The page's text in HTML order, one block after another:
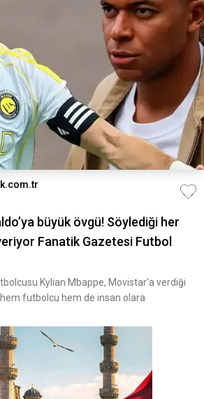
büyük övgü! Söylediği her
Fanatik Gazetesi Futbol
Kylian Mbappe, Movistar'a verdiği
futbolcu hem de insan olara